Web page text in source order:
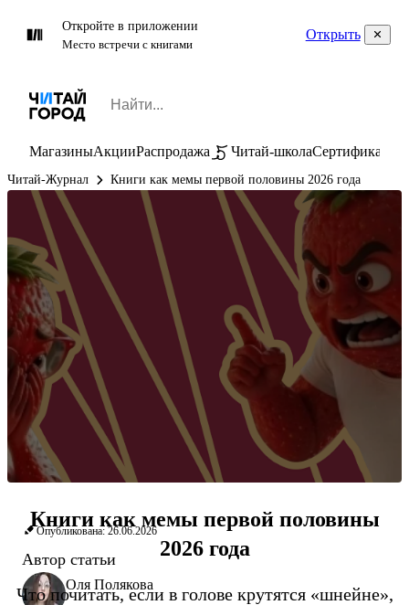
Откройте в приложении
Место встречи с книгами
Открыть
МагазиныАкцииРаспродажа Читай-школаСертификаты
Читай-Журнал Книги как мемы первой половины 2026 года
Книги как мемы первой половины
2026 года
Что почитать, если в голове крутятся «шнейне»,
Опубликована: 26.06.2026
Автор статьи
Оля Полякова